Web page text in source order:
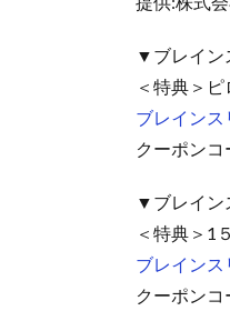
▼ブレイン
＜特典＞
ブレインス
クーポンコ
▼ブレイン
＜特典＞1
ブレインス
クーポン